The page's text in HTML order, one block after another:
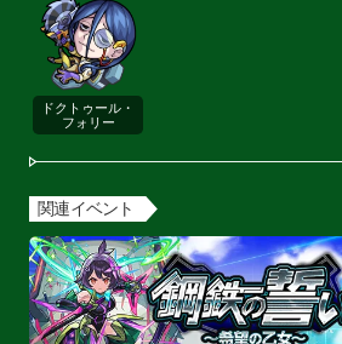
ドクトゥール・
フォリー
関連イベント